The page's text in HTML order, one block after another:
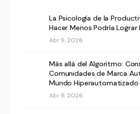
La Psicología de la
Hacer Menos Podría Lograr
Abr 9, 2026
Más allá del Algoritmo:
Comunidades de Marca
Mundo Hiperautomatizado
Abr 8, 2026